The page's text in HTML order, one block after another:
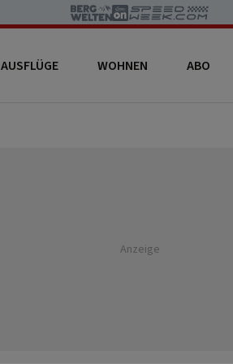
AUSFLÜGE WOHNEN ABO
Anzeige